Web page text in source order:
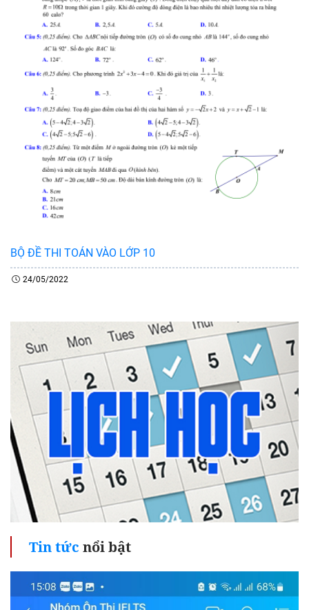
BỘ ĐỀ THI TOÁN VÀO LỚP 10
24/05/2022
Tin tức nổi bật